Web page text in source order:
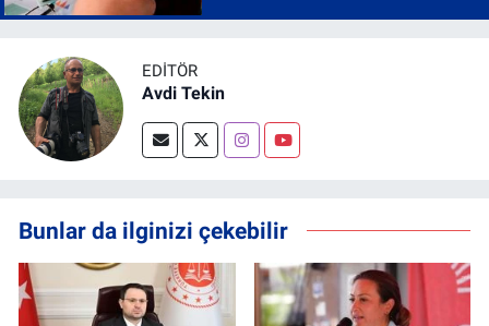
EDITÖR
Avdi Tekin
Bunlar da ilginizi çekebilir